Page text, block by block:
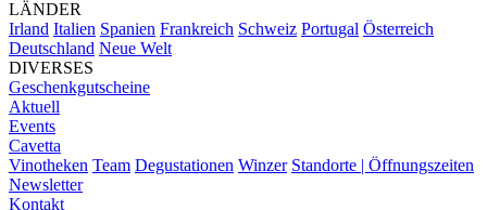
LÄNDER
Irland Italien Spanien Frankreich Schweiz Portugal Österreich
Deutschland Neue Welt
DIVERSES
Geschenkgutscheine
Aktuell
Events
Cavetta
Vinotheken Team Degustationen Winzer Standorte | Öffnungszeiten
Newsletter
Kontakt